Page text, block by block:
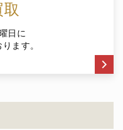
日に
ます。